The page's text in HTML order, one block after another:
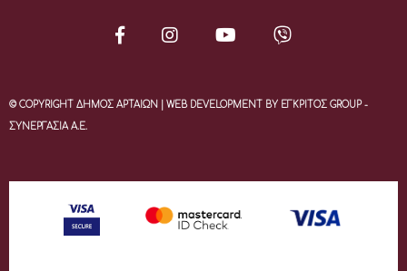
© COPYRIGHT ΔΗΜΟΣ ΑΡΤΑΙΩΝ | WEB DEVELOPMENT BY ΕΓΚΡΙΤΟΣ GROUP -
ΣΥΝΕΡΓΑΣΙΑ Α.Ε.